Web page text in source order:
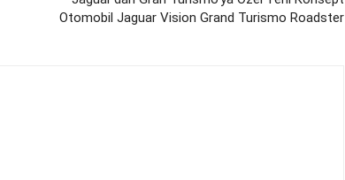
Otomobil Jaguar Vision Grand Turismo Roadster